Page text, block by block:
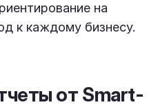
на
к каждому бизнесу.
от Smart-